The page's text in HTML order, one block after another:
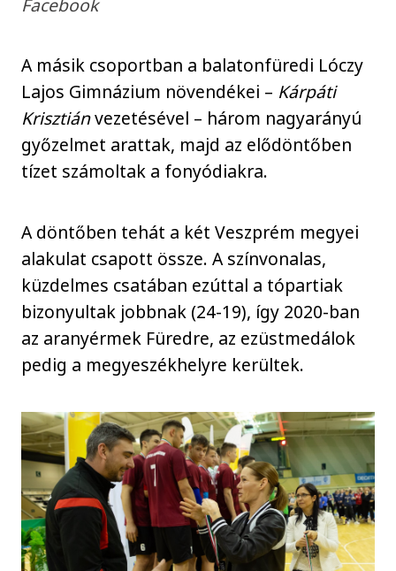
A másik csoportban a balatonfüredi Lóczy
Lajos Gimnázium növendékei – Kárpáti
Krisztiánvezetésével – három nagyarányú
győzelmet arattak, majd az elődöntőben
tízet számoltak a fonyódiakra.
A döntőben tehát a két Veszprém megyei
alakulat csapott össze. A színvonalas,
küzdelmes csatában ezúttal a tópartiak
bizonyultak jobbnak (24-19), így 2020-ban
az aranyérmek Füredre, az ezüstmedálok
pedig a megyeszékhelyre kerültek.